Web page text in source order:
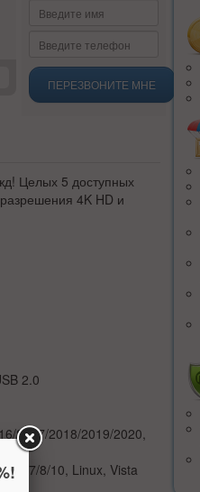
ПЕРЕЗВОНИТЕ МНЕ
Целых 5 доступных
4K HD и
2.0
2017/2018/2019/2020,
/ 7/8/10, Linux, Vista